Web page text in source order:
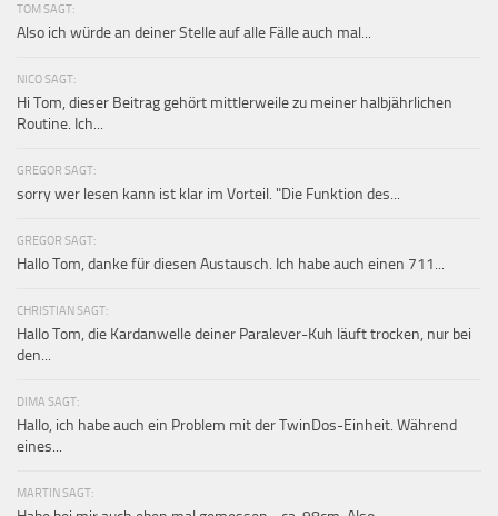
TOM SAGT:
Also ich würde an deiner Stelle auf alle Fälle auch mal...
NICO SAGT:
Hi Tom, dieser Beitrag gehört mittlerweile zu meiner halbjährlichen
Routine. Ich...
GREGOR SAGT:
sorry wer lesen kann ist klar im Vorteil. "Die Funktion des...
GREGOR SAGT:
Hallo Tom, danke für diesen Austausch. Ich habe auch einen 711...
CHRISTIAN SAGT:
Hallo Tom, die Kardanwelle deiner Paralever-Kuh läuft trocken, nur bei
den...
DIMA SAGT:
Hallo, ich habe auch ein Problem mit der TwinDos-Einheit. Während
eines...
MARTIN SAGT: